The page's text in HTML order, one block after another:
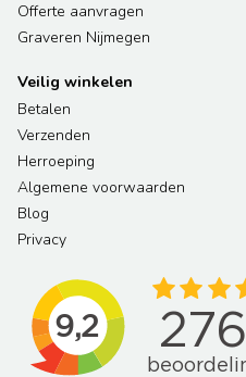
Offerte aanvragen
Graveren Nijmegen
Veilig winkelen
Betalen
Verzenden
Herroeping
Algemene voorwaarden
Blog
Privacy